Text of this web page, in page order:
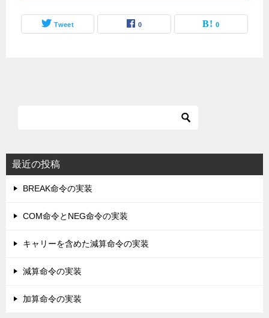
Tweet 0 0
最近の投稿
BREAK命令の実装
COM命令とNEG命令の実装
キャリーを含めた減算命令の実装
減算命令の実装
加算命令の実装